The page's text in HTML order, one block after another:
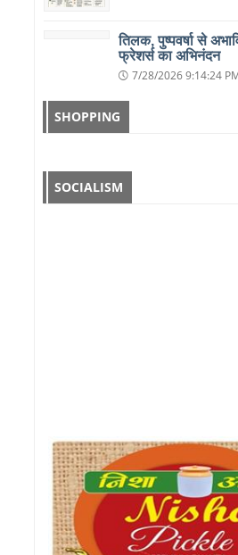
तिलक, पुष्पवर्षा से
फ्रेशर्स का अभिनंदन
7/28/2026 9:14:24
SHOPPING
SOCIALISM